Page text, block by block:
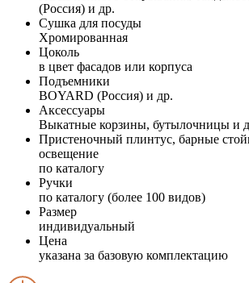
(Россия) и др.
Сушка для посуды
Хромированная
Цоколь
в цвет фасадов или корпуса
Подъемники
BOYARD (Россия) и др.
Аксессуары
Выкатные корзины, бутылочницы и
Пристеночный плинтус, барные
освещение
по каталогу
Ручки
по каталогу (более 100 видов)
Размер
индивидуальный
Цена
указана за базовую комплектацию